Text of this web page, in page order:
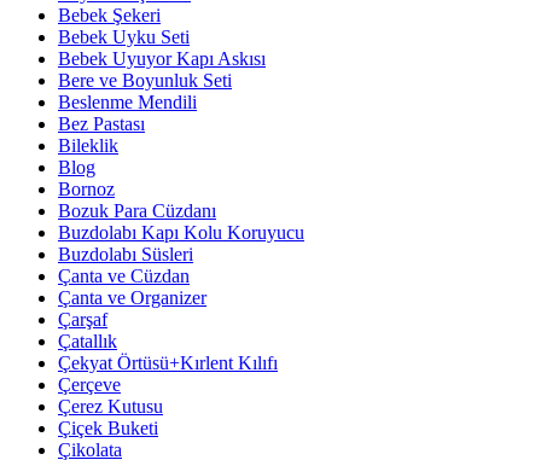
Bebek Şekeri
Bebek Uyku Seti
Bebek Uyuyor Kapı Askısı
Bere ve Boyunluk Seti
Beslenme Mendili
Bez Pastası
Bileklik
Blog
Bornoz
Bozuk Para Cüzdanı
Buzdolabı Kapı Kolu Koruyucu
Buzdolabı Süsleri
Çanta ve Cüzdan
Çanta ve Organizer
Çarşaf
Çatallık
Çekyat Örtüsü+Kırlent Kılıfı
Çerçeve
Çerez Kutusu
Çiçek Buketi
Çikolata